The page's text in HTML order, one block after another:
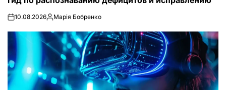
on10.08.2026Запись
Марія Бобренко